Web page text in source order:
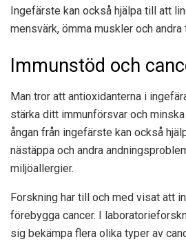
Ingefärste kan också hjälpa till att
mensvärk, ömma muskler och andra
Immunstöd och
Man tror att antioxidanterna i
stärka ditt immunförsvar och
ångan från ingefärste kan också
nästäppa och andra
miljöallergier.
Forskning har till och med visat att
förebygga cancer. I
sig bekämpa flera olika typer av